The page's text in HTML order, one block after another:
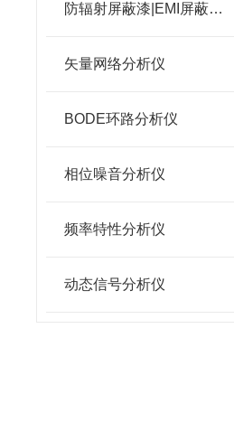
防辐射屏蔽漆|EMI屏蔽涂料
矢量网络分析仪
BODE环路分析仪
相位噪音分析仪
频率特性分析仪
动态信号分析仪